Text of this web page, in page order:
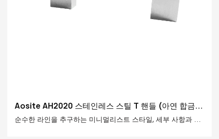
Aosite AH2020 스테인레스 스틸 T 핸들 (아연 합금
레그 포함)
순수한 라인을 추구하는 미니멀리스트 스타일, 세부 사항과 질